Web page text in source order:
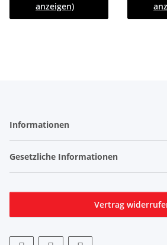
anzeigen)
Informationen
Gesetzliche Informationen
Vertrag